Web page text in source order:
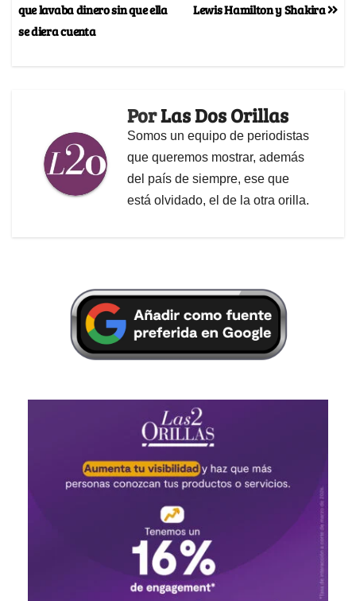
Lewis Hamilton y Shakira
que lavaba dinero sin que ella
se diera cuenta
PorLas Dos Orillas
Somos un equipo de periodistas
que queremos mostrar, además
del país de siempre, ese que
está olvidado, el de la otra orilla.